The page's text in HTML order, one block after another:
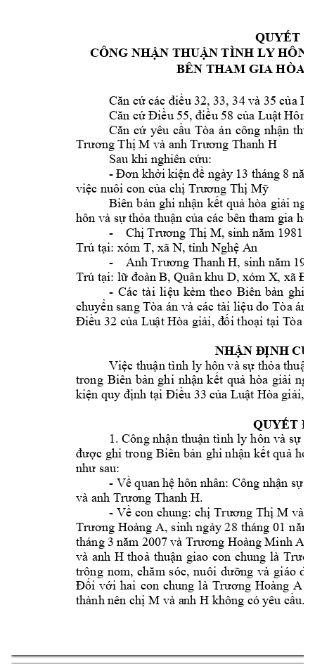
QUYẾT
CÔNG NHẬN THUẬN TÌNH LY HÔN
BÊN THAM GIA HÒA
Căn cứ các điều 32, 33, 34 và 35 của
Căn cứ Điều 55, điều 58 của Luật Hôn
Căn cứ yêu cầu Tòa án công nhận
Trương Thị M và anh Trương Thanh H
Sau khi nghiên cứu:
- Đơn khởi kiện đề ngày 13 tháng 8
việc nuôi con của chị Trương Thị Mỹ
Biên bản ghi nhận kết quả hòa giải
hôn và sự thỏa thuận của các bên tham gia hò
- Chị Trương Thị M, sinh năm 1981
Trú tại: xóm T, xã N, tỉnh Nghệ An
- Anh Trương Thanh H, sinh năm
Trú tại: lữ đoàn B, Quân khu D, xóm X, xã Đ,
- Các tài liệu kèm theo Biên bản ghi
chuyển sang Tòa án và các tài liệu do Tòa án
Điều 32 của Luật Hòa giải, đối thoại tại Tòa
NHẬN ĐỊNH
Việc thuận tình ly hôn và sự thỏa
trong Biên bản ghi nhận kết quả hòa giải
kiện quy định tại Điều 33 của Luật Hòa giải,
QUYẾT
1. Công nhận thuận tình ly hôn và sự
được ghi trong Biên bản ghi nhận kết quả
như sau:
- Về quan hệ hôn nhân: Công nhận sự
và anh Trương Thanh H.
- Về con chung: chị Trương Thị M và
Trương Hoàng A, sinh ngày 28 tháng 01 năm
tháng 3 năm 2007 và Trương Hoàng Minh A2
và anh H thoả thuận giao con chung là
trông nom, chăm sóc, nuôi dưỡng và giáo
Đối với hai con chung là Trương Hoàng A
thành nên chị M và anh H không có yêu cầu.